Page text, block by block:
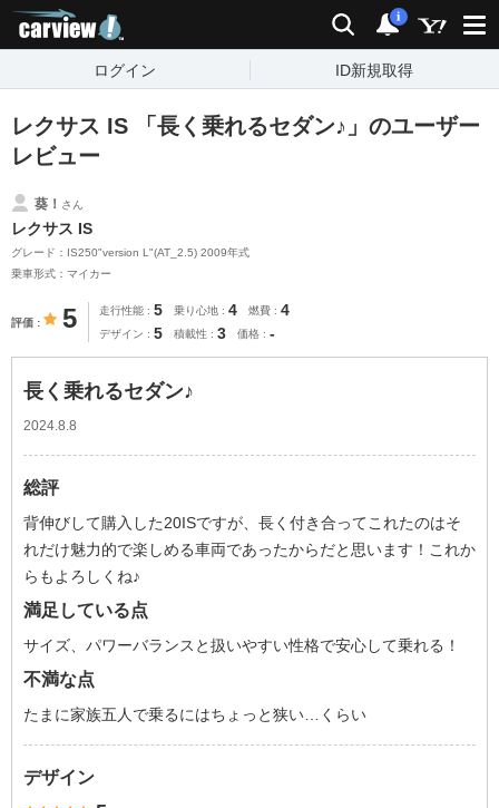
検索 通知
i
ログイン ID新規取得
レクサス IS 「長く乗れるセダン♪」のユーザー
レビュー
葵！ さん
レクサス IS
グレード：IS250"version L"(AT_2.5) 2009年式
乗車形式：マイカー
評価 5 走行性能 5 乗り心地 4 燃費 4
デザイン 5 積載性 3 価格 -
長く乗れるセダン♪
2024.8.8
総評
背伸びして購入した20ISですが、長く付き合ってこれたのはそ
れだけ魅力的で楽しめる車両であったからだと思います！これか
らもよろしくね♪
満足している点
サイズ、パワーバランスと扱いやすい性格で安心して乗れる！
不満な点
たまに家族五人で乗るにはちょっと狭い…くらい
デザイン